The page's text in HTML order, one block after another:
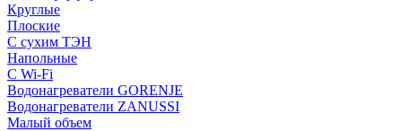
Круглые
Плоские
С сухим ТЭН
Напольные
С Wi-Fi
Водонагреватели GORENJE
Водонагреватели ZANUSSI
Малый объем